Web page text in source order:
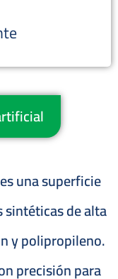
una superficie
de alta
y polipropileno.
precisión para